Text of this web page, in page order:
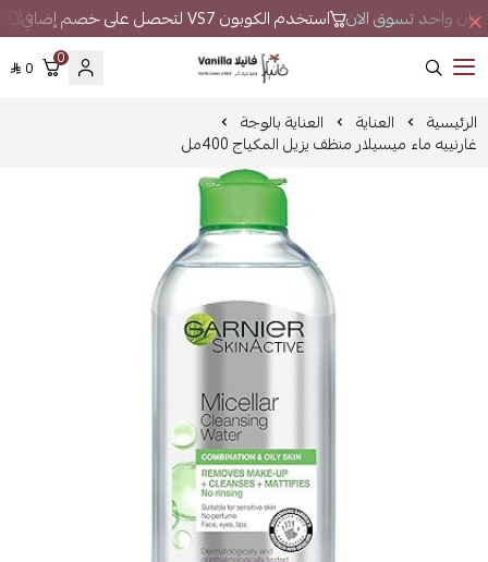
مكان واحد تسوق الان استخدم الكوبون VS7 لتحصل على خصم إضافي
فانيلا
0
0
الرئيسية العناية العناية بالوجة
غارنييه ماء ميسيلار منظف يزيل المكياج 400مل